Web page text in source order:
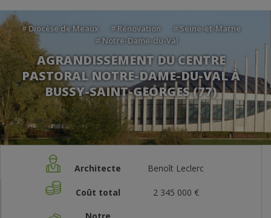
#Diocèse de Meaux #Rénovation #Seine-et-Marne
#Notre-Dame-du-Val
AGRANDISSEMENT DU CENTRE
PASTORAL NOTRE-DAME-DU-VAL À
BUSSY-SAINT-GEORGES (77)
Architecte Benoît Leclerc
Coût total 2 345 000 €